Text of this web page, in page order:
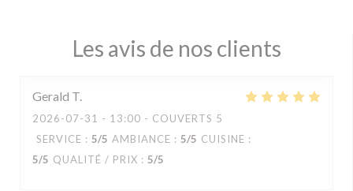
Les avis de nos clients
Gerald T
2026-07-31 - 13:00 - COUVERTS 5
SERVICE : 5/5 AMBIANCE : 5/5 CUISINE :
5/5 QUALITÉ / PRIX : 5/5